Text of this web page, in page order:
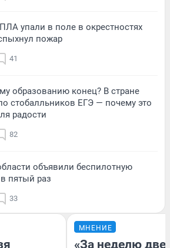
упали в поле в окрестностях
пожар
41
образованию конец? В стране
стобалльников ЕГЭ — почему это
радости
82
объявили беспилотную
пятый раз
33
МНЕНИЕ
«За неделю две